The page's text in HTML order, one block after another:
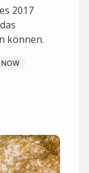
2017
können.
NOW